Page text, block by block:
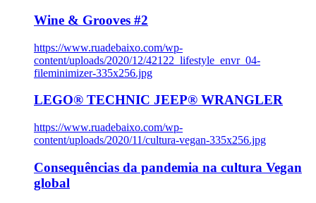
Wine & Grooves #2
https://www.ruadebaixo.com/wp-
content/uploads/2020/12/42122_lifestyle_envr_04-
fileminimizer-335x256.jpg
LEGO® TECHNIC JEEP® WRANGLER
https://www.ruadebaixo.com/wp-
content/uploads/2020/11/cultura-vegan-335x256.jpg
Consequências da pandemia na cultura Vegan
global